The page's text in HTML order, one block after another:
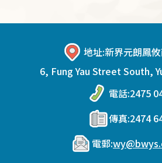
地址:新界元朗鳳
6, Fung Yau Street South,
電話:2475
傳真:2474
電郵: